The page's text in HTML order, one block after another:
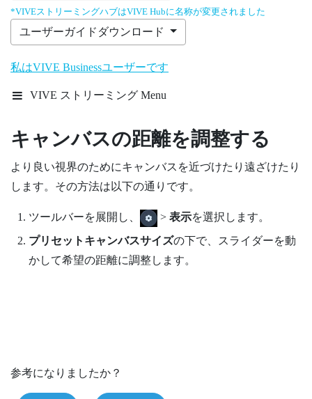
*VIVEストリーミングハブはVIVE Hubに名称が変更されました
ユーザーガイドダウンロード
私はVIVE Businessユーザーです
VIVE ストリーミング Menu
キャンバスの距離を調整する
より良い視界のためにキャンバスを近づけたり遠ざけたり
します。その方法は以下の通りです。
ツールバーを展開し、 > 表示を選択します。
プリセットキャンバスサイズの下で、スライダーを動
かして希望の距離に調整します。
参考になりましたか？